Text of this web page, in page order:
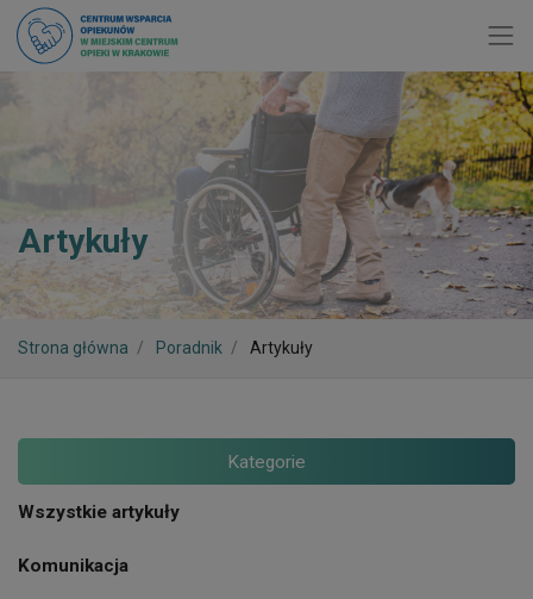
Artykuły
Strona główna Poradnik Artykuły
Kategorie
Wszystkie artykuły
Komunikacja